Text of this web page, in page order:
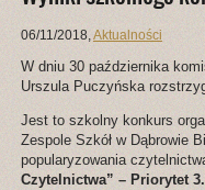
06/11/2018,Aktualności
W dniu 30 października
Urszula Puczyńska
Jest to szkolny konkurs
Zespole Szkół w Dąbrowie
popularyzowania
Czytelnictwa” – Priorytet 3.